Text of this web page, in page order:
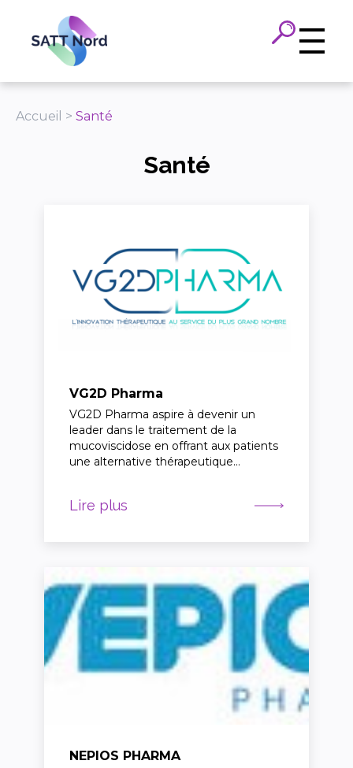
Accueil > Santé
Santé
VG2D Pharma
VG2D Pharma aspire à devenir un
leader dans le traitement de la
mucoviscidose en offrant aux patients
une alternative thérapeutique…
Lire plus
NEPIOS PHARMA